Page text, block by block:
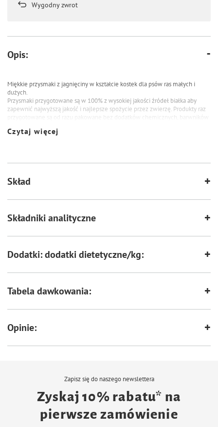
Wygodny zwrot
Opis:
Miękkie przysmaki z jagnięciny w kształcie kostek dla psów ras małych i
dużych.
Przysmaki przygotowane są w 100% z wysokiej jakości źródeł białka aby
zapewnić najwyższą jakość i najlepsze spożycie przez zwierzę. Produkty raz
przygotowane są od razu pakowane bez dodatków chemicznych, barwników
pochłaniacz wilgoci.
przechowywać w lodówce. Zużyć w ciągu 7 dni. Nie do spożycia dla ludzi.
Czytaj więcej
Skład
Składniki analityczne
Dodatki: dodatki dietetyczne/kg:
Tabela dawkowania:
Opinie:
Zapisz się do naszego newslettera
Zyskaj 10% rabatu* na
pierwsze zamówienie